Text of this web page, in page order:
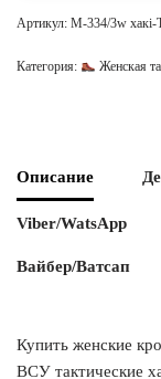
Артикул: M-334/3w хакі-
Категория: Женская
Описание
Viber/WatsApp
Вайбер/Ватсап
Купить женские
ВСУ тактические